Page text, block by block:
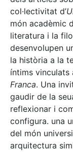
col·lectivitat d’
món acadèmic
literatura i la
desenvolupen
la història a la
íntims vinculats
Franca. Una
gaudir de la
reflexionar i
configura. una
del món
arquitectura